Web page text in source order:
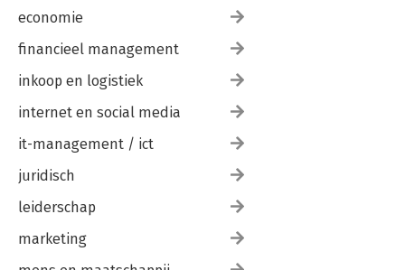
economie
financieel management
inkoop en logistiek
internet en social media
it-management / ict
juridisch
leiderschap
marketing